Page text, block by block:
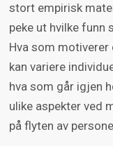
stort empirisk
peke ut hvilke funn
Hva som
kan variere
hva som går igjen
ulike aspekter ved
på flyten av